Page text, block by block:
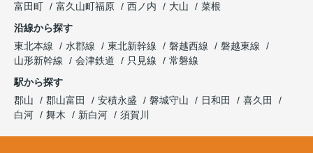
富田町
富久山町福原 西ノ内 大山
菜根
沿線から探す
東北本線
水郡線 東北新幹線 磐越西線
磐越東線
山形新幹線
会津鉄道 只見線
常磐線
駅から探す
郡山
郡山富田 安積永盛 磐城守山 日和田
喜久田
白河
舞木 新白河 須賀川